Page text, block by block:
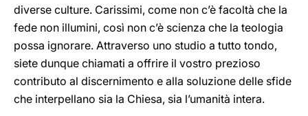
diverse culture. Carissimi, come non c’è facoltà che la
fede non illumini, così non c’è scienza che la teologia
possa ignorare. Attraverso uno studio a tutto tondo,
siete dunque chiamati a offrire il vostro prezioso
contributo al discernimento e alla soluzione delle sfide
che interpellano sia la Chiesa, sia l’umanità intera.